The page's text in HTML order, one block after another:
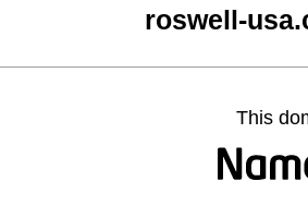
roswell-
This